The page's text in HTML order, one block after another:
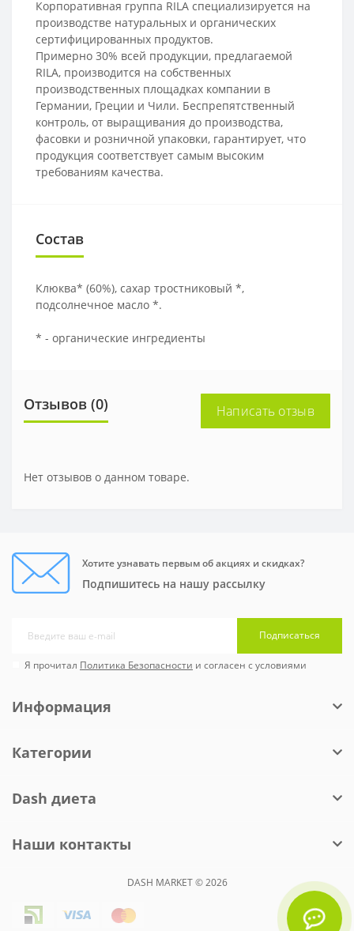
Корпоративная группа RILA специализируется на
производстве натуральных и органических
сертифицированных продуктов.
Примерно 30% всей продукции, предлагаемой
RILA, производится на собственных
производственных площадках компании в
Германии, Греции и Чили. Беспрепятственный
контроль, от выращивания до производства,
фасовки и розничной упаковки, гарантирует, что
продукция соответствует самым высоким
требованиям качества.
Состав
Клюква* (60%), сахар тростниковый *,
подсолнечное масло *.
* - органические ингредиенты
Отзывов (0) Написать отзыв
Нет отзывов о данном товаре.
Хотите узнавать первым об акциях и скидках?
Подпишитесь на нашу рассылку
Подписаться
Я прочитал Политика Безопасности и согласен с условиями
Информация
Категории
Dash диета
Наши контакты
DASH MARKET © 2026